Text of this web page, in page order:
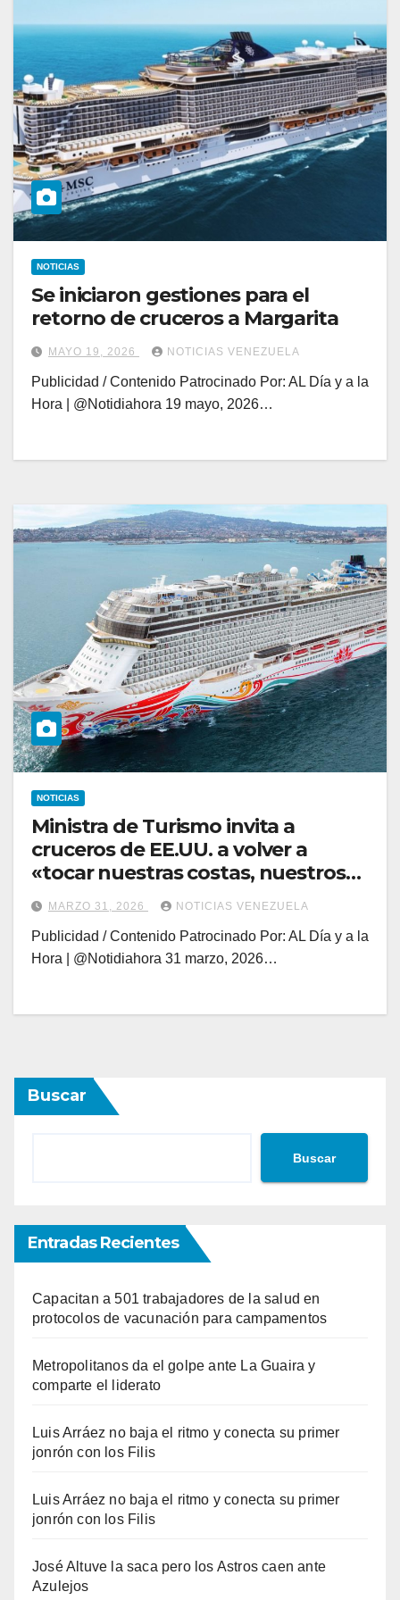
NOTICIAS
Se iniciaron gestiones para el
retorno de cruceros a Margarita
MAYO 19, 2026 NOTICIAS VENEZUELA
Publicidad / Contenido Patrocinado Por: AL Día y a la
Hora | @Notidiahora 19 mayo, 2026…
NOTICIAS
Ministra de Turismo invita a
cruceros de EE.UU. a volver a
«tocar nuestras costas, nuestros
puertos»
MARZO 31, 2026 NOTICIAS VENEZUELA
Publicidad / Contenido Patrocinado Por: AL Día y a la
Hora | @Notidiahora 31 marzo, 2026…
Buscar
Buscar
Entradas Recientes
Capacitan a 501 trabajadores de la salud en
protocolos de vacunación para campamentos
Metropolitanos da el golpe ante La Guaira y
comparte el liderato
Luis Arráez no baja el ritmo y conecta su primer
jonrón con los Filis
Luis Arráez no baja el ritmo y conecta su primer
jonrón con los Filis
José Altuve la saca pero los Astros caen ante
Azulejos